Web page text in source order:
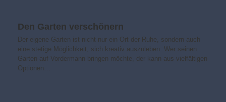
Den Garten verschönern
Der eigene Garten ist nicht nur ein Ort der Ruhe, sondern auch
eine stetige Möglichkeit, sich kreativ auszuleben. Wer seinen
Garten auf Vordermann bringen möchte, der kann aus vielfältigen
Optionen…